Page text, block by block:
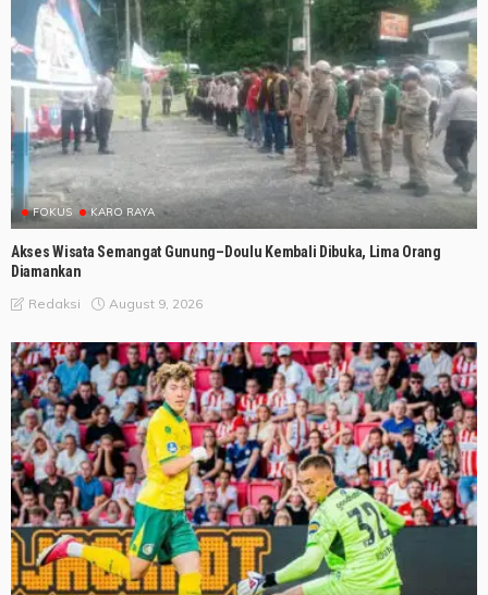
FOKUS KARO RAYA
Akses Wisata Semangat Gunung–Doulu Kembali Dibuka, Lima Orang
Diamankan
Redaksi August 9, 2026